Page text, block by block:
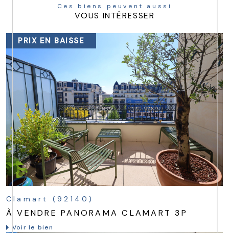
Ces biens peuvent aussi
VOUS INTÉRESSER
PRIX EN BAISSE
Clamart (92140)
À VENDRE PANORAMA CLAMART 3P
Voir le bien